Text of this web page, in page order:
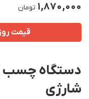
1,870,000 تومان
قیمت
دستگاه چسب
شارژی